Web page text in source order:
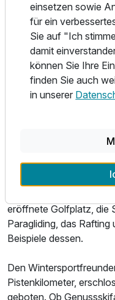
Für 7 Tage
Das Zillertal – von
am Ziller, Hippach bis
Hintertux – ist eines
Sommerurlaub in
Familie vielfältige
Mountainbikewege
Zweirad oder die über
entdecken wollen - in
Urlaubsregion fast
eröffnete Golfplatz, die
Paragliding, das Rafting
Beispiele dessen.
Den
Pistenkilometer,
geboten. Ob
einsetzen sowie
für ein
Sie auf "Ich
damit
können Sie Ihre
finden Sie auch
in unserer